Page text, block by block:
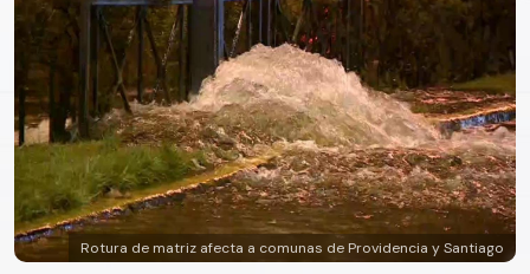
Rotura de matriz afecta a comunas de Providencia y Santiago